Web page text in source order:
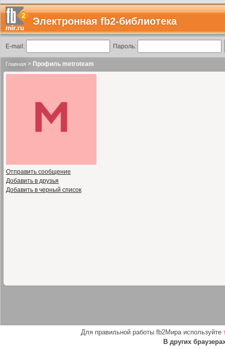
Электронная fb2-библиотека
E-mail: Пароль:
Главная > Профиль metroteam
Отправить сообщение
Добавить в друзья
Добавить в черный список
Для правильной работы fb2Мира используйте
В других